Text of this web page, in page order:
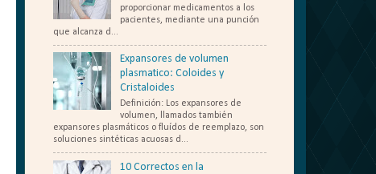
proporcionar medicamentos a los
pacientes, mediante una punción
que alcanza d...
Expansores de volumen
plasmatico: Coloides y
Cristaloides
Definición: Los expansores de
volumen, llamados también
expansores plasmáticos o fluídos de reemplazo, son
soluciones sintéticas acuosas d...
10 Correctos en la